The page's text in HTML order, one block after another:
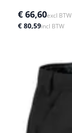
€ 66,60excl BTW
€ 80,59incl BTW